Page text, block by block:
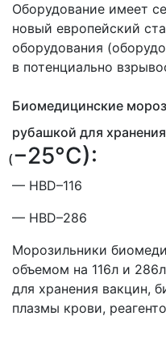
Оборудование имеет
новый европейский
оборудования
в потенциально
Биомедицинские
рубашкой для
(−25°C):
— HBD–116
— HBD–286
Морозильники
объемом на 116л и
для хранения вакцин,
плазмы крови,